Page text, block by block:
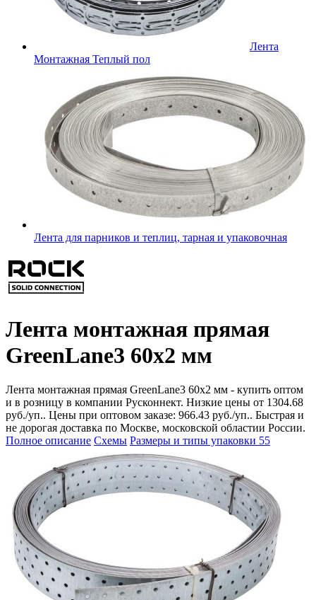
Лента
Монтажная Теплый пол
Лента для парников и теплиц, тарная и упаковочная
Лента монтажная прямая
GreenLane3 60x2 мм
Лента монтажная прямая GreenLane3 60x2 мм - купить оптом
и в розницу в компании Русконнект. Низкие цены от 1304.68
руб./уп.. Цены при оптовом заказе: 966.43 руб./уп.. Быстрая и
не дорогая доставка по Москве, московской областии России.
Полное описание Схемы Размеры и типы упаковки 55